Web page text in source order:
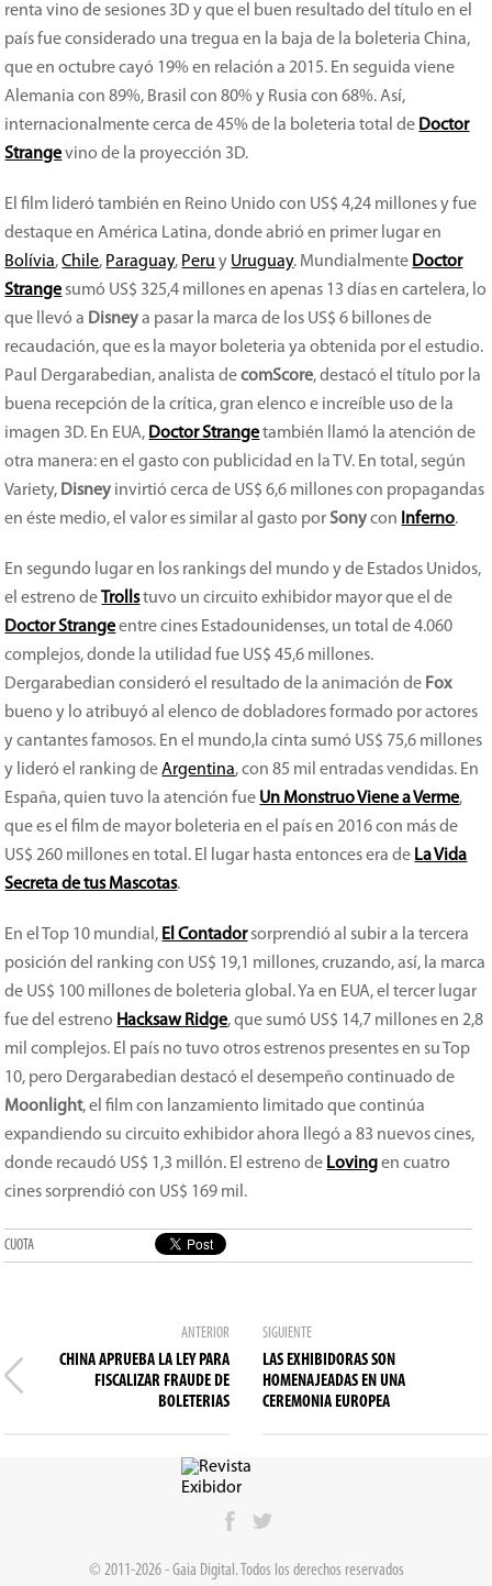
renta vino de sesiones 3D y que el buen resultado del título en el
país fue considerado una tregua en la baja de la boleteria China,
que en octubre cayó 19% en relación a 2015. En seguida viene
Alemania con 89%, Brasil con 80% y Rusia con 68%. Así,
internacionalmente cerca de 45% de la boleteria total de Doctor
Strange vino de la proyección 3D.
El film lideró también en Reino Unido con US$ 4,24 millones y fue
destaque en América Latina, donde abrió en primer lugar en
Bolívia,Chile, Paraguay, Peru y Uruguay. Mundialmente Doctor
Strangesumó US$ 325,4 millones en apenas 13 días en cartelera, lo
que llevó a Disneya pasar la marca de los US$ 6 billones de
recaudación, que es la mayor boleteria ya obtenida por el estudio.
Paul Dergarabedian, analista decomScore, destacó el título por la
buena recepción de la crítica, gran elenco e increíble uso de la
imagen 3D. En EUA, Doctor Strangetambién llamó la atención de
otra manera: en el gasto con publicidad en la TV. En total, según
Variety, Disney invirtió cerca de US$ 6,6 millones con propagandas
en éste medio, el valor es similar al gasto porSonycon Inferno.
En segundo lugar en los rankings del mundo y de Estados Unidos,
el estreno deTrollstuvo un circuito exhibidor mayor que el de
Doctor Strangeentre cines Estadounidenses, un total de 4.060
complejos, donde la utilidad fue US$ 45,6 millones.
Dergarabedian consideró el resultado de la animación de Fox
bueno y lo atribuyó al elenco de dobladores formado por actores
y cantantes famosos. En el mundo,la cinta sumó US$ 75,6 millones
y lideró el ranking deArgentina, con 85 mil entradas vendidas. En
España, quien tuvo la atención fue Un Monstruo Viene a Verme,
que es el film de mayor boleteria en el país en 2016 con más de
US$ 260 millones en total. El lugar hasta entonces era de La Vida
Secreta de tus Mascotas.
En el Top 10 mundial, El Contadorsorprendió al subir a la tercera
posición del ranking con US$ 19,1 millones, cruzando, así, la marca
de US$ 100 millones de boleteria global. Ya en EUA, el tercer lugar
fue del estreno Hacksaw Ridge, que sumó US$ 14,7 millones en 2,8
mil complejos. El país no tuvo otros estrenos presentes en su Top
10, pero Dergarabedian destacó el desempeño continuado de
Moonlight, el film con lanzamiento limitado que continúa
expandiendo su circuito exhibidor ahora llegó a 83 nuevos cines,
donde recaudó US$ 1,3 millón. El estreno de Lovingen cuatro
cines sorprendió con US$ 169 mil.
CUOTA
ANTERIOR
CHINA APRUEBA LA LEY PARA
FISCALIZAR FRAUDE DE
BOLETERIAS
SIGUIENTE
LAS EXHIBIDORAS SON
HOMENAJEADAS EN UNA
CEREMONIA EUROPEA
© 2011-2026 - Gaia Digital. Todos los derechos reservados